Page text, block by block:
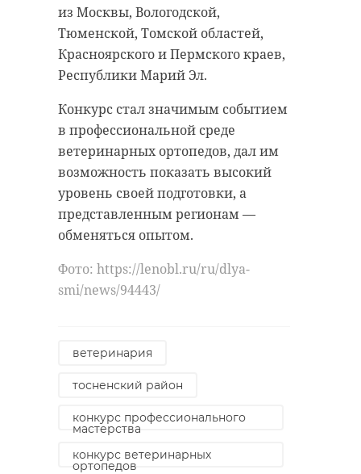
из Москвы, Вологодской,
Тюменской, Томской областей,
Красноярского и Пермского краев,
Республики Марий Эл.
Конкурс стал значимым событием
в профессиональной среде
ветеринарных ортопедов, дал им
возможность показать высокий
уровень своей подготовки, а
представленным регионам —
обменяться опытом.
Фото: https://lenobl.ru/ru/dlya-
smi/news/94443/
ветеринария
тосненский район
конкурс профессионального
мастерства
конкурс ветеринарных
ортопедов